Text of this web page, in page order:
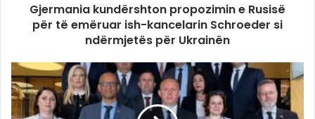
Gjermania kundërshton propozimin e Rusisë
për të emëruar ish-kancelarin Schroeder si
ndërmjetës për Ukrainën